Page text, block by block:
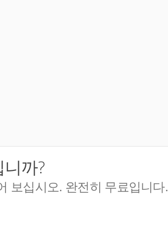
까?
보십시오. 완전히 무료입니다.